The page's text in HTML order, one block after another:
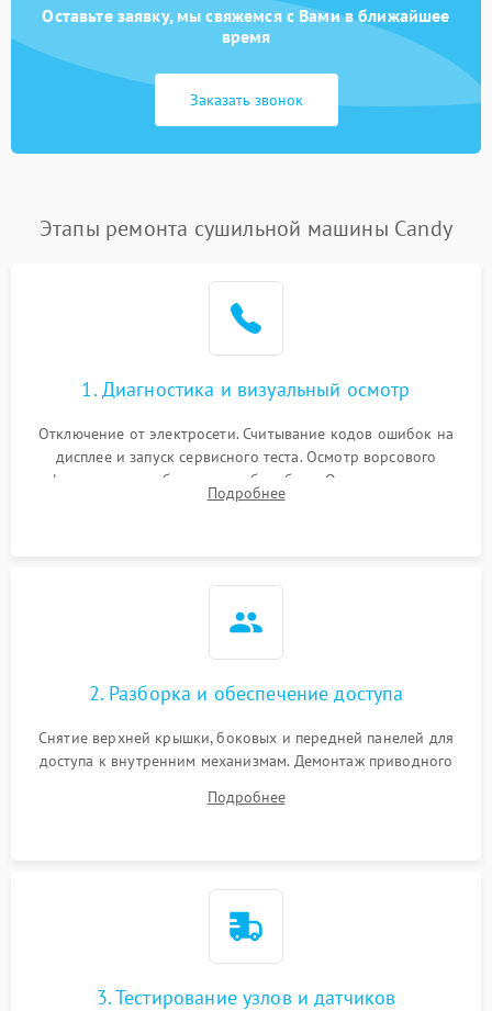
Оставьте заявку, мы свяжемся с Вами в ближайшее
время
Заказать звонок
Этапы ремонта сушильной машины Candy
1. Диагностика и визуальный осмотр
Отключение от электросети. Считывание кодов ошибок на
дисплее и запуск сервисного теста. Осмотр ворсового
фильтра, теплообменника и барабана. Опрос клиента о
неисправностях (не сушит, не крутит барабан, сильно шумит
Подробнее
2. Разборка и обеспечение доступа
Снятие верхней крышки, боковых и передней панелей для
доступа к внутренним механизмам. Демонтаж приводного
Обеспечение свободного доступа к ТЭНу, компрессору,
Подробнее
3. Тестирование узлов и датчиков